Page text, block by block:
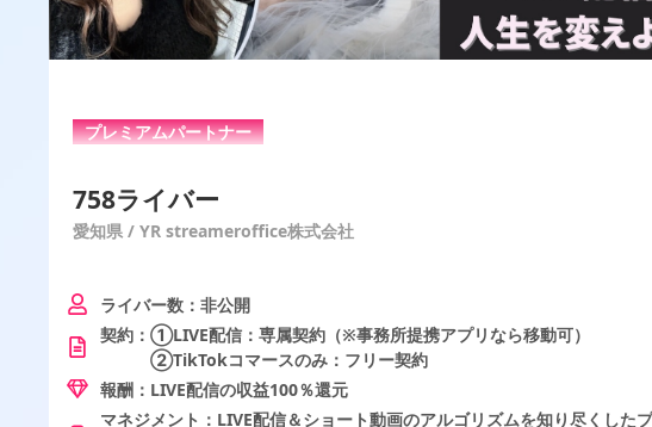
プレミアムパートナー
758ライバー
愛知県 / YR streameroffice株式会社
ライバー数：非公開
契約：①LIVE配信：専属契約（※事務所提携アプリなら移動可）
②TikTokコマースのみ：フリー契約
報酬：LIVE配信の収益100％還元
マネジメント：LIVE配信＆ショート動画のアルゴリズムを知り尽くした